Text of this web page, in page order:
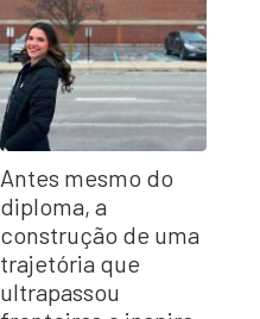
Antes mesmo do
diploma, a
construção de uma
trajetória que
ultrapassou